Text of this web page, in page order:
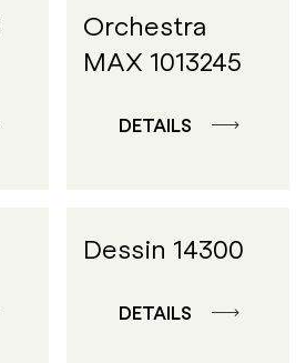
Orchestra
MAX 1013245
DETAILS
Dessin 14300
DETAILS